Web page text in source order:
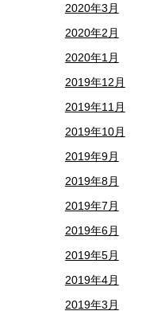
2020年3月
2020年2月
2020年1月
2019年12月
2019年11月
2019年10月
2019年9月
2019年8月
2019年7月
2019年6月
2019年5月
2019年4月
2019年3月